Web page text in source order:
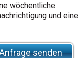
wöchentliche
und
Anfrage senden